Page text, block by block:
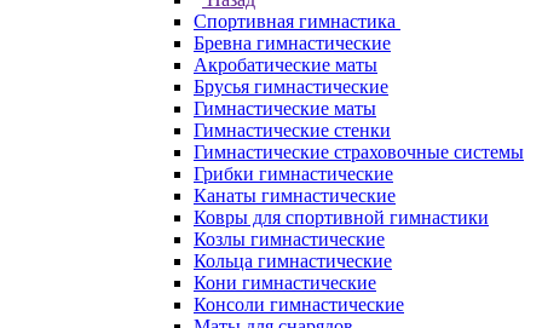
Спортивная гимнастика
Бревна гимнастические
Акробатические маты
Брусья гимнастические
Гимнастические маты
Гимнастические стенки
Гимнастические страховочные системы
Грибки гимнастические
Канаты гимнастические
Ковры для спортивной гимнастики
Козлы гимнастические
Кольца гимнастические
Кони гимнастические
Консоли гимнастические